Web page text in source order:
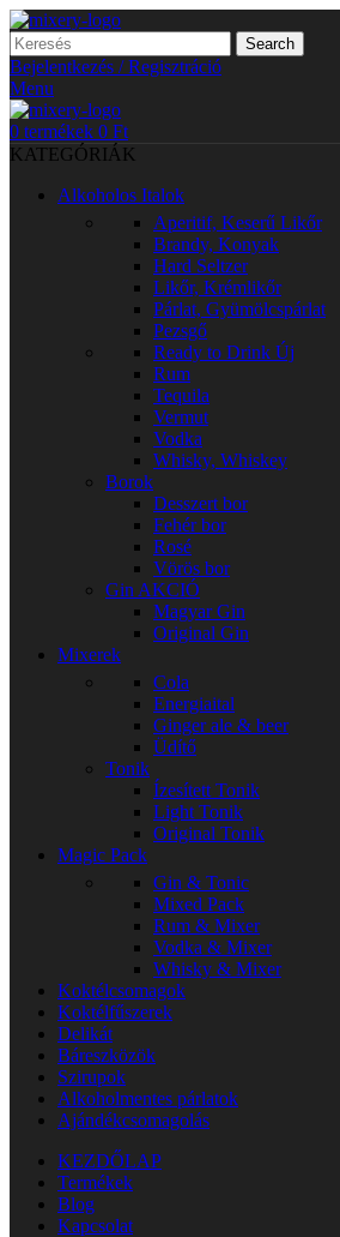
Search
Bejelentkezés / Regisztráció
Menu
0 termékek 0 Ft
KATEGÓRIÁK
Alkoholos Italok
Aperitif, Keserű Likőr
Brandy, Konyak
Hard Seltzer
Likőr, Krémlikőr
Párlat, Gyümölcspárlat
Pezsgő
Ready to Drink Új
Rum
Tequila
Vermut
Vodka
Whisky, Whiskey
Borok
Desszert bor
Fehér bor
Rosé
Vörös bor
Gin AKCIÓ
Magyar Gin
Original Gin
Mixerek
Cola
Energiaital
Ginger ale & beer
Üdítő
Tonik
Ízesített Tonik
Light Tonik
Original Tonik
Magic Pack
Gin & Tonic
Mixed Pack
Rum & Mixer
Vodka & Mixer
Whisky & Mixer
Koktélcsomagok
Koktélfűszerek
Delikát
Báreszközök
Szirupok
Alkoholmentes párlatok
Ajándékcsomagolás
KEZDŐLAP
Termékek
Blog
Kapcsolat